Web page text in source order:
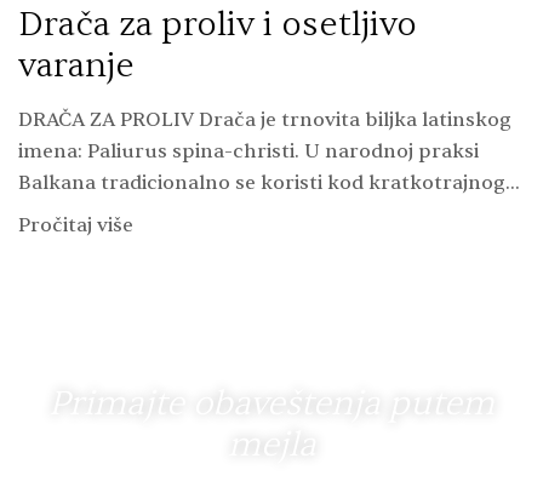
Drača za proliv i osetljivo
varanje
DRAČA ZA PROLIV Drača je trnovita biljka latinskog
imena: Paliurus spina-christi. U narodnoj praksi
Balkana tradicionalno se koristi kod kratkotrajnog
proliva i osetljivog varenja. Kod proliva je najvažnija
Pročitaj više